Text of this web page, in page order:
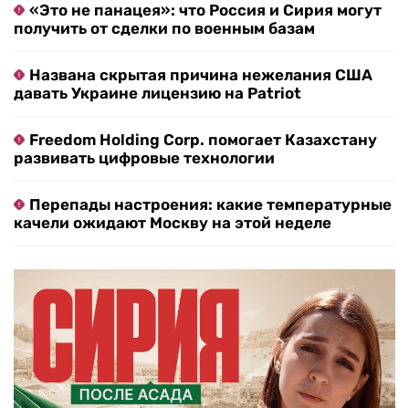
«Это не панацея»: что Россия и Сирия могут
получить от сделки по военным базам
Названа скрытая причина нежелания США
давать Украине лицензию на Patriot
Freedom Holding Corp. помогает Казахстану
развивать цифровые технологии
Перепады настроения: какие температурные
качели ожидают Москву на этой неделе